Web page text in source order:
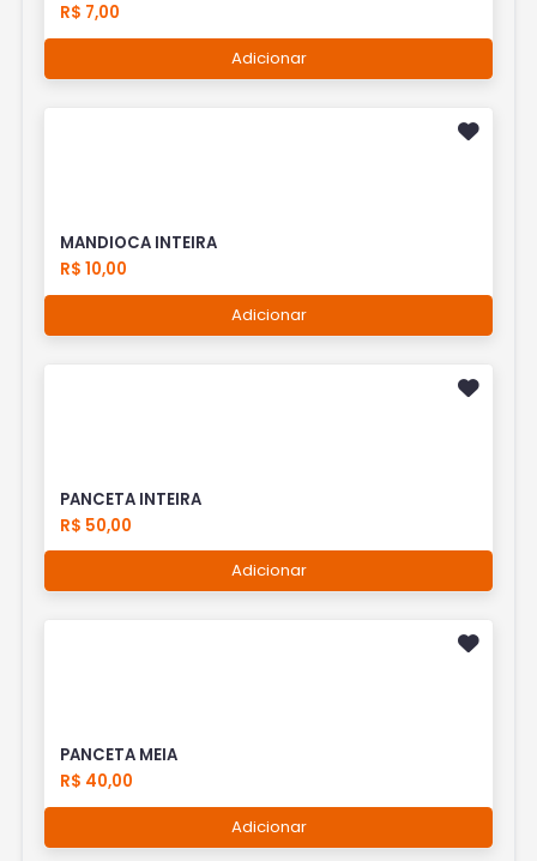
R$ 7,00
Adicionar
MANDIOCA INTEIRA
R$ 10,00
Adicionar
PANCETA INTEIRA
R$ 50,00
Adicionar
PANCETA MEIA
R$ 40,00
Adicionar